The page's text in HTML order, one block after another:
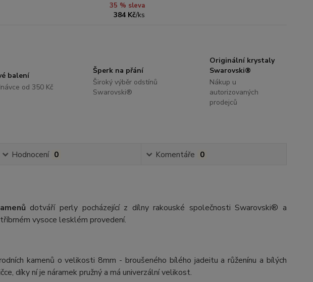
35 % sleva
384 Kč/ks
balení
od 350 Kč
Šperk na přání
Široký výběr odstínů
Swarovski®
Originální krystaly
Swarovski®
Nákup u
autorizovaných
prodejců
Hodnocení 0 Komentáře 0
dotváří perly pocházející z dílny rakouské společnosti Swarovski® a
vysoce lesklém provedení.
kamenů o velikosti 8mm - broušeného bílého jadeitu a růženínu a bílých
díky ní je náramek pružný a má univerzální velikost.